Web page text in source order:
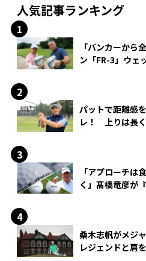
人気記事ランキング
「バンカーから
ン「FR-3」ウェ
パットで距離感
レ！ 上りは長
「アプローチは
く」髙橋竜彦が
桑木志帆がメジ
レジェンドと肩